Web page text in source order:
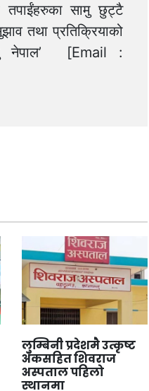
तपाईंहरुका सामु छुट्टै
तथा प्रतिक्रियाको
नेपाल’ [Email :
लुम्बिनी प्रदेशमै उत्कृष्ट
अंकसहित शिवराज
अस्पताल पहिलो
स्थानमा